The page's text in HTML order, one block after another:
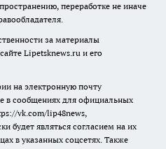
переработке не иначе
за материалы
Lipetsknews.ru и его
на электронную почту
в сообщениях для официальных
vk.com/lip48news,
будет являться согласием на их
в указанных соцсетях. Также